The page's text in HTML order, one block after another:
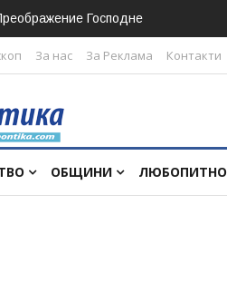
Господне
За нас За Реклама Контакти
ОБЩИНИ ЛЮБОПИТНО